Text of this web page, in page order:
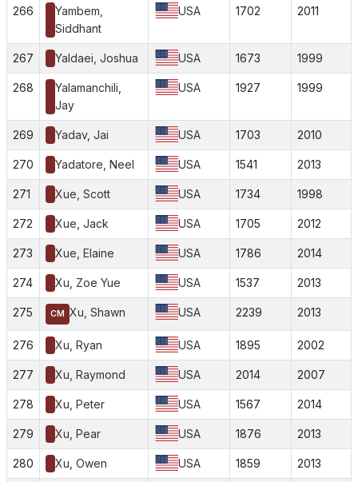
266
Yambem,
Siddhant
USA 1702 2011
267 Yaldaei, Joshua USA 1673 1999
268
Yalamanchili,
Jay
USA 1927 1999
269 Yadav, Jai USA 1703 2010
270 Yadatore, Neel USA 1541 2013
271 Xue, Scott USA 1734 1998
272 Xue, Jack USA 1705 2012
273 Xue, Elaine USA 1786 2014
274 Xu, Zoe Yue USA 1537 2013
275 CM Xu, Shawn USA 2239 2013
276 Xu, Ryan USA 1895 2002
277 Xu, Raymond USA 2014 2007
278 Xu, Peter USA 1567 2014
279 Xu, Pear USA 1876 2013
280 Xu, Owen USA 1859 2013